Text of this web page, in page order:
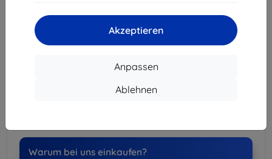
Akzeptieren
Anpassen
Ablehnen
Lieferung 14. August - 17. August
Warum bei uns einkaufen?